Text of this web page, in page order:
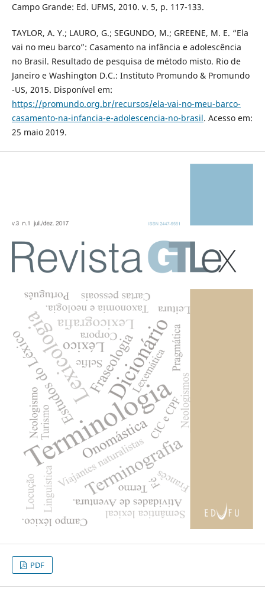
Campo Grande: Ed. UFMS, 2010. v. 5, p. 117-133.
TAYLOR, A. Y.; LAURO, G.; SEGUNDO, M.; GREENE, M. E. “Ela
vai no meu barco”: Casamento na infância e adolescência
no Brasil. Resultado de pesquisa de método misto. Rio de
Janeiro e Washington D.C.: Instituto Promundo & Promundo
-US, 2015. Disponível em:
https://promundo.org.br/recursos/ela-vai-no-meu-barco-
casamento-na-infancia-e-adolescencia-no-brasil. Acesso em:
25 maio 2019.
PDF